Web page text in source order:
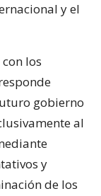
y el
los
gobierno
al
y
de los